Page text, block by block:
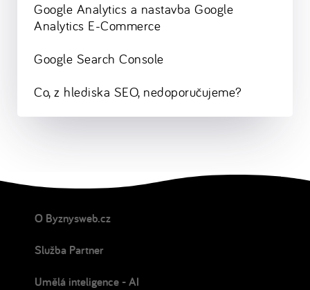
Google Analytics a nastavba Google
Analytics E-Commerce
Google Search Console
Co, z hlediska SEO, nedoporučujeme?
O Byznysweb.cz
Služba Partner
Umělá inteligence - AI